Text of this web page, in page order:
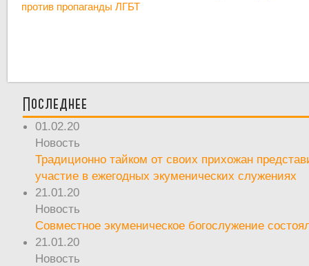
против пропаганды ЛГБТ
Последнее
01.02.20
Новость
Традиционно тайком от своих прихожан
участие в ежегодных экуменических служениях
21.01.20
Новость
Совместное экуменическое богослужение
21.01.20
Новость